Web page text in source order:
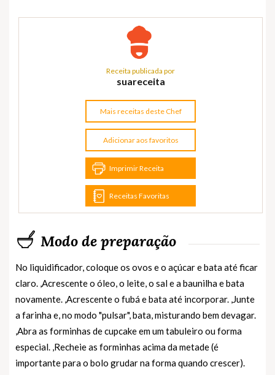
Receita publicada por
suareceita
Mais receitas deste Chef
Adicionar aos favoritos
Imprimir Receita
Receitas Favoritas
Modo de preparação
No liquidificador, coloque os ovos e o açúcar e bata até ficar
claro. ,Acrescente o óleo, o leite, o sal e a baunilha e bata
novamente. ,Acrescente o fubá e bata até incorporar. ,Junte
a farinha e, no modo "pulsar", bata, misturando bem devagar.
,Abra as forminhas de cupcake em um tabuleiro ou forma
especial. ,Recheie as forminhas acima da metade (é
importante para o bolo grudar na forma quando crescer).